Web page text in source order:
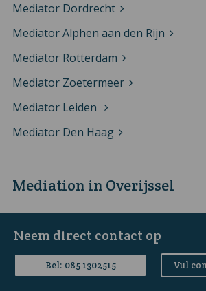
Neem direct contact op
Bel: 085 1302515 Vul
Mediation in Overijssel
Mediator Deventer
Mediator Dordrecht
Mediator Alphen aan den Rijn
Mediator Rotterdam
Mediator Zoetermeer
Mediator Leiden
Mediator Den Haag